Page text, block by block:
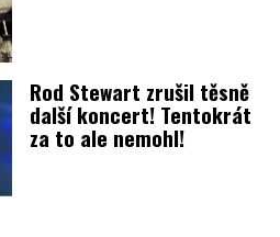
Rod Stewart zrušil těsně
další koncert! Tentokrát
za to ale nemohl!